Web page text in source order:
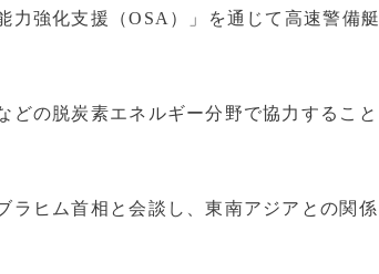
力強化支援（OSA）」を通じて高速警備艇
の脱炭素エネルギー分野で協力すること
ラヒム首相と会談し、東南アジアとの関係